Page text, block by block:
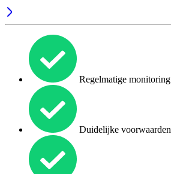
Regelmatige monitoring
Duidelijke voorwaarden